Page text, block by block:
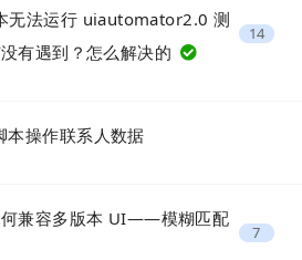
无法运行 uiautomator2.0 测
有遇到？怎么解决的
14
操作联系人数据
何兼容多版本 UI——模糊匹配
7